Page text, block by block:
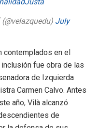
July
contemplados en el
fue obra de las
de Izquierda
Carmen Calvo. Antes
año, Vilà alcanzó
de